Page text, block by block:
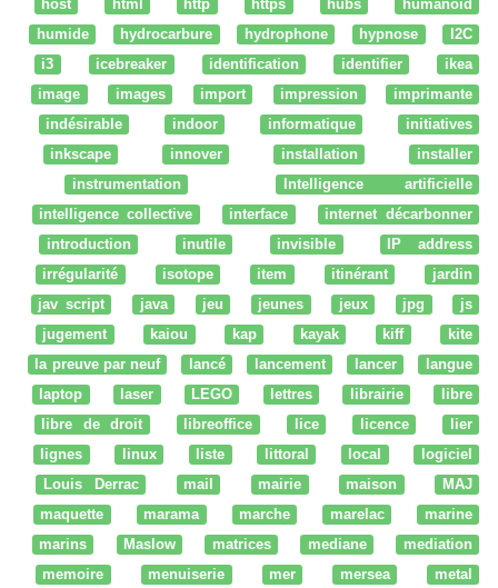
host html http https hubs
humanoid
humide
hydrocarbure hydrophone hypnose
I2C
i3
icebreaker identification identifier
ikea
image
images import impression
imprimante
indésirable
indoor informatique
initiatives
inkscape
innover installation
installer
instrumentation
Intelligence artificielle
intelligence collective
interface
internet décarbonner
introduction
inutile invisible
IP address
irrégularité
isotope item itinérant
jardin
jav script
java jeu jeunes jeux jpg
js
jugement
kaiou kap kayak kiff
kite
la preuve par neuf
lancé lancement lancer
langue
laptop
laser LEGO lettres librairie
libre
libre de droit
libreoffice lice licence
lier
lignes
linux liste littoral local
logiciel
Louis Derrac
mail mairie maison
MAJ
maquette
marama marche marelac
marine
marins
Maslow matrices mediane
mediation
memoire
menuiserie mer mersea
metal